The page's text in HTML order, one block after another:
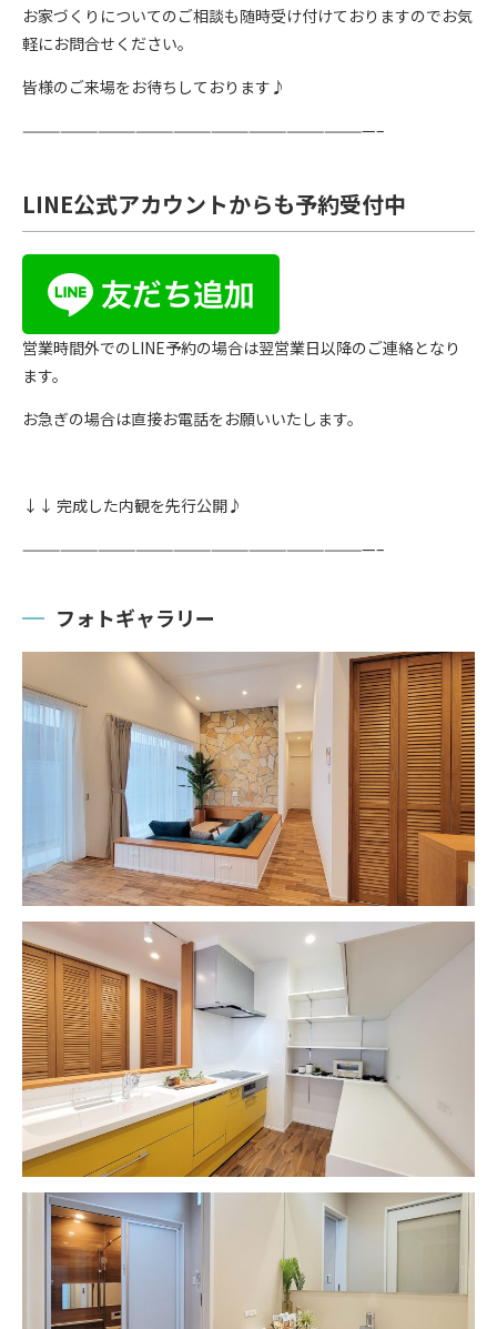
お家づくりについてのご相談も随時受け付けておりますのでお気
軽にお問合せください。
皆様のご来場をお待ちしております♪
————————————————————————————–
LINE公式アカウントからも予約受付中
営業時間外でのLINE予約の場合は翌営業日以降のご連絡となり
ます。
お急ぎの場合は直接お電話をお願いいたします。
↓↓ 完成した内観を先行公開♪
————————————————————————————–
フォトギャラリー